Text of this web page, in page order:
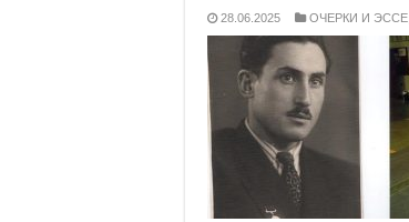
28.06.2025 ОЧЕРКИ И ЭССЕ